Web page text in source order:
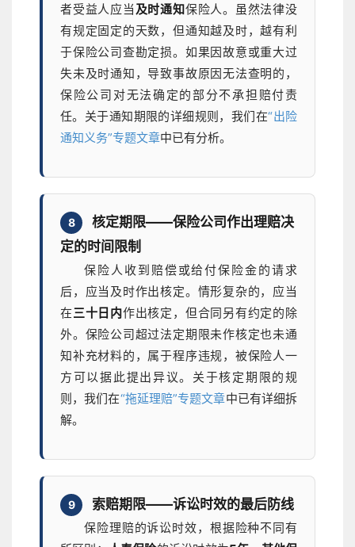
者受益人应当 及时通知保险人。虽然法律没
有规定固定的天数，但通知越及时，越有利
于保险公司查勘定损。如果因故意或重大过
失未及时通知，导致事故原因无法查明的，
保险公司对无法确定的部分不承担赔付责
任。关于通知期限的详细规则，我们在“出险
通知义务”专题文章中已有分析。
8
核定期限——保险公司作出理赔决
定的时间限制
保险人收到赔偿或给付保险金的请求
后，应当及时作出核定。情形复杂的，应当
在三十日内作出核定，但合同另有约定的除
外。保险公司超过法定期限未作核定也未通
知补充材料的，属于程序违规，被保险人一
方可以据此提出异议。关于核定期限的规
则，我们在“拖延理赔”专题文章中已有详细拆
解。
9 索赔期限——诉讼时效的最后防线
保险理赔的诉讼时效，根据险种不同有